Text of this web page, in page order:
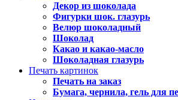
Декор из шоколада
Фигурки шок. глазурь
Велюр шоколадный
Шоколад
Какао и какао-масло
Шоколадная глазурь
Печать картинок
Печать на заказ
Бумага, чернила, гель для